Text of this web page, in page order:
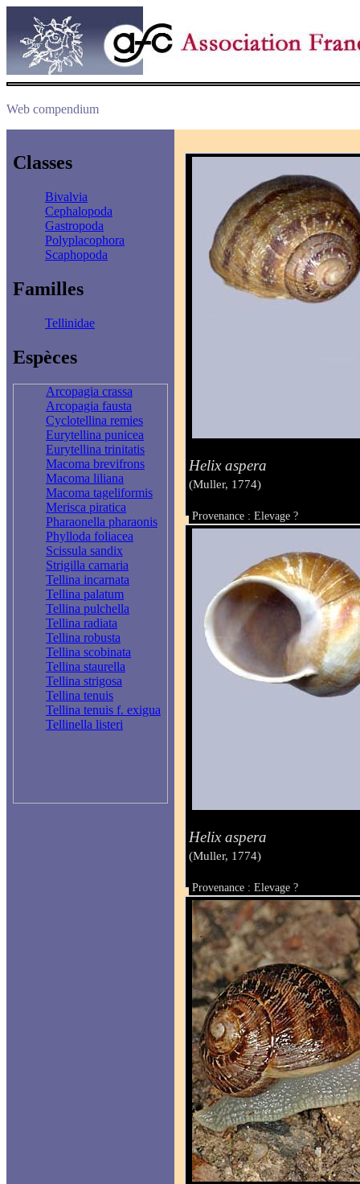
Web compendium
Classes
Bivalvia
Cephalopoda
Gastropoda
Polyplacophora
Scaphopoda
Familles
Tellinidae
Espèces
Arcopagia crassa
Arcopagia fausta
Cyclotellina remies
Eurytellina punicea
Eurytellina trinitatis
Macoma brevifrons
Macoma liliana
Macoma tageliformis
Merisca piratica
Pharaonella pharaonis
Phylloda foliacea
Scissula sandix
Strigilla carnaria
Tellina incarnata
Tellina palatum
Tellina pulchella
Tellina radiata
Tellina robusta
Tellina scobinata
Tellina staurella
Tellina strigosa
Tellina tenuis
Tellina tenuis f. exigua
Tellinella listeri
Helix aspera
(Muller, 1774)
Provenance : Elevage ?
Taille : sdextre32.5 mm senestre29
Helix aspera
(Muller, 1774)
Provenance : Elevage ?
Taille : sdextre32.5 mm senestre29